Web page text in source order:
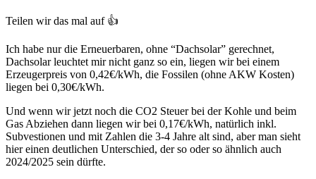
Teilen wir das mal auf 👍️
Ich habe nur die Erneuerbaren, ohne “Dachsolar” gerechnet,
Dachsolar leuchtet mir nicht ganz so ein, liegen wir bei einem
Erzeugerpreis von 0,42€/kWh, die Fossilen (ohne AKW Kosten)
liegen bei 0,30€/kWh.
Und wenn wir jetzt noch die CO2 Steuer bei der Kohle und beim
Gas Abziehen dann liegen wir bei 0,17€/kWh, natürlich inkl.
Subvestionen und mit Zahlen die 3-4 Jahre alt sind, aber man sieht
hier einen deutlichen Unterschied, der so oder so ähnlich auch
2024/2025 sein dürfte.